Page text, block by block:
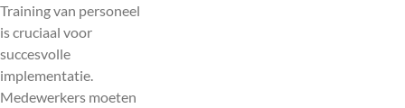
Training van personeel
is cruciaal voor
succesvolle
implementatie.
Medewerkers moeten